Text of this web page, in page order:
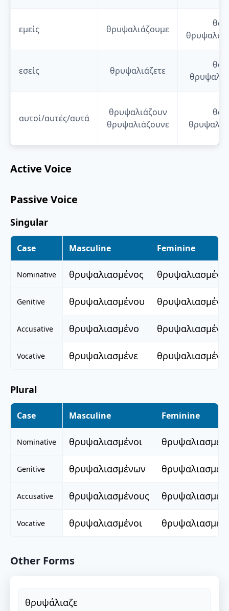
εμείς θρυψαλιάζουμε
θα
εσείς θρυψαλιάζετε
θα
αυτοί/αυτές/αυτά
θρυψαλιάζουν
θρυψαλιάζουνε
θα
Active Voice
Passive Voice
Singular
Case Masculine Feminine
Nominative θρυψαλιασμένος θρυψαλιασμένη
Genitive θρυψαλιασμένου
Accusative θρυψαλιασμένο θρυψαλιασμένη
Vocative θρυψαλιασμένε θρυψαλιασμένη
Plural
Case Masculine Feminine
Nominative θρυψαλιασμένοι
Genitive θρυψαλιασμένων
Accusative θρυψαλιασμένους
Vocative θρυψαλιασμένοι
Other Forms
θρυψάλιαζε